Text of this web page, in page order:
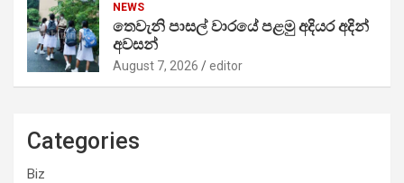
NEWS
තෙවැනි පාසල් වාරයේ පළමු අදියර අදින්
අවසන්
August 7, 2026 editor
Categories
Biz